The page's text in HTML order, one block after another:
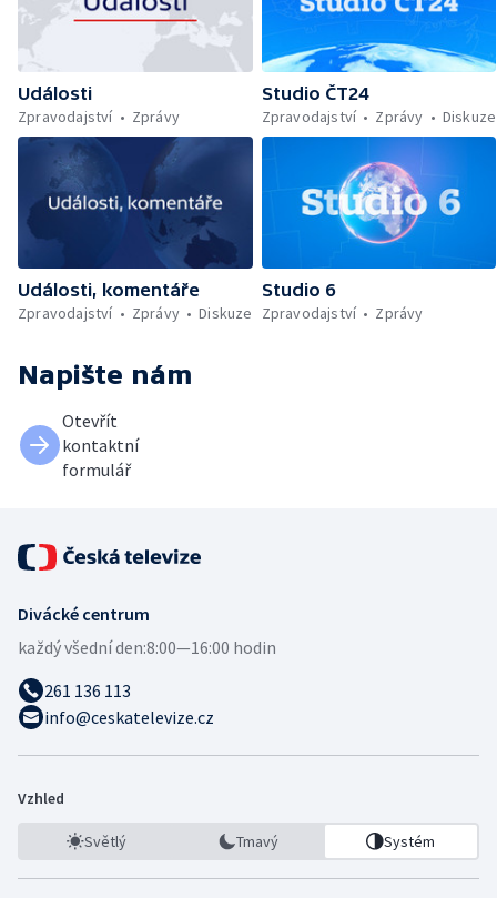
Události
Zpravodajství
Zprávy
Studio ČT24
Zpravodajství
Zprávy Diskuze
Události, komentáře
Zpravodajství
Zprávy Diskuze
Studio 6
Zpravodajství
Zprávy
Napište nám
Otevřít
kontaktní
formulář
Divácké centrum
každý všední den:8:00—16:00 hodin
261 136 113
info@ceskatelevize.cz
Vzhled
Světlý Tmavý Systém